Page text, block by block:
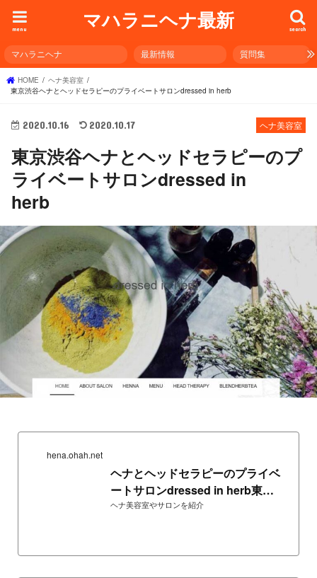
マハラニヘナ最新 search
menu
マハラニヘナ 最新情報 質問集
HOME
ヘナ美容室
東京渋谷ヘナとヘッドセラピーのプライベートサロンdressed in herb
ヘナ美容室
2020.10.16 2020.10.17
東京渋谷ヘナとヘッドセラピーのプ
ライベートサロンdressed in
herb
hena.ohah.net
ヘナとヘッドセラピーのプライベ
ートサロンdressed in herb東京
渋谷
ヘナ美容室やサロンを紹介